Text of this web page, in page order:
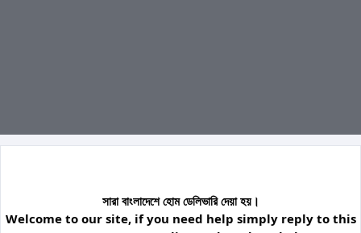
সারা বাংলাদেশে হোম ডেলিভারি দেয়া হয়।
Welcome to our site, if you need help simply reply to this